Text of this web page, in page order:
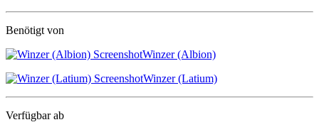
Benötigt von
Winzer (Albion)
Winzer (Latium)
Verfügbar ab